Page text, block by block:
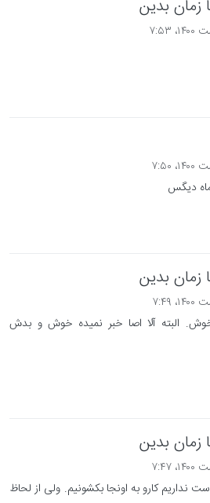
زمان بدین
دیگس
زمان بدین
البته آلا اصا خبر نمیده خوش و بدش
زمان بدین
نداریم کارو به اونجا بکشونیم. ولی از لحاظ